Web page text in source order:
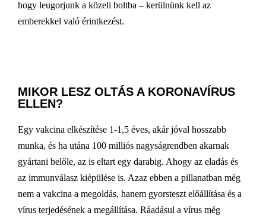
hogy leugorjunk a közeli boltba – kerülnünk kell az
emberekkel való érintkezést.
MIKOR LESZ OLTÁS A KORONAVÍRUS
ELLEN?
Egy vakcina elkészítése 1-1,5 éves, akár jóval hosszabb
munka, és ha utána 100 milliós nagyságrendben akarnak
gyártani belőle, az is eltart egy darabig. Ahogy az eladás és
az immunválasz kiépülése is. Azaz ebben a pillanatban még
nem a vakcina a megoldás, hanem gyorsteszt előállítása és a
vírus terjedésének a megállítása. Ráadásul a vírus még